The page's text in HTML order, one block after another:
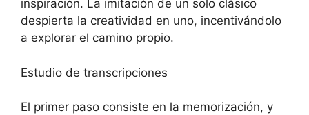
inspiración. La imitación de un solo clásico
despierta la creatividad en uno, incentivándolo
a explorar el camino propio.
Estudio de transcripciones
El primer paso consiste en la memorización, y